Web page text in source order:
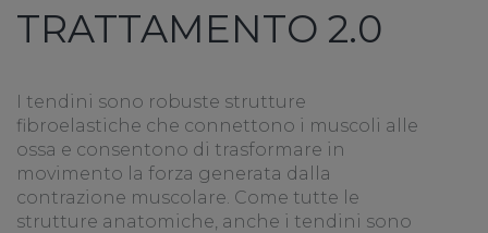
TRATTAMENTO 2.0
I tendini sono robuste strutture
fibroelastiche che connettono i muscoli alle
ossa e consentono di trasformare in
movimento la forza generata dalla
contrazione muscolare. Come tutte le
strutture anatomiche, anche i tendini sono